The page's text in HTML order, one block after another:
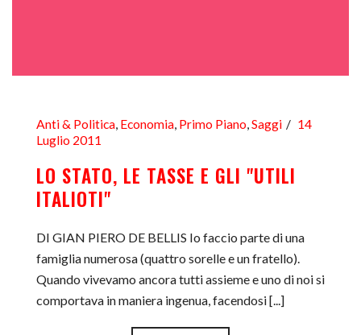
Anti & Politica, Economia, Primo Piano,Saggi
14
Luglio 2011
LO STATO, LE TASSE E GLI "UTILI
ITALIOTI"
DI GIAN PIERO DE BELLIS Io faccio parte di una
famiglia numerosa (quattro sorelle e un fratello).
Quando vivevamo ancora tutti assieme e uno di noi si
comportava in maniera ingenua, facendosi [...]